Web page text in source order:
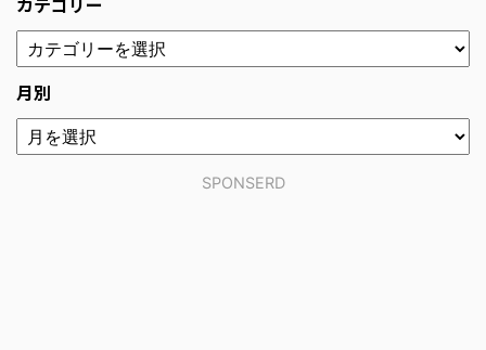
月別
SPONSERD